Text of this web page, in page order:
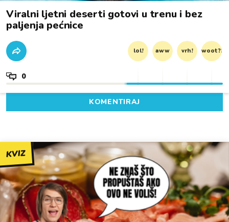
Viralni ljetni deserti gotovi u trenu i bez
paljenja pećnice
lol! aww vrh! woot?!
0
KOMENTIRAJ
KVIZ